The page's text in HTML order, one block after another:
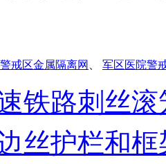
警戒区金属隔离网 军区医院警
铁路刺丝滚
丝护栏和